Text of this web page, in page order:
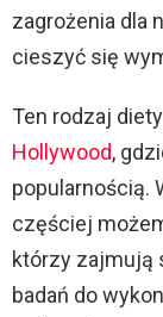
zagrożenia dla
cieszyć się
Ten rodzaj
Hollywood,
popularnością.
częściej
którzy zajmują
badań do